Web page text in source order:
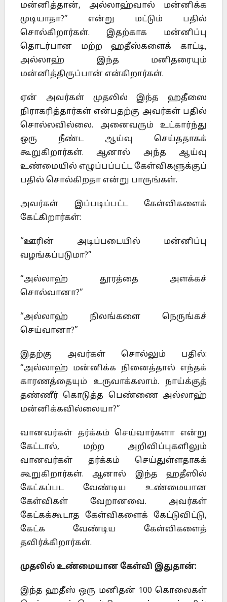
மன்னித்தான், அல்லாஹ்வால் மன்னிக்க
முடியாதா?” என்று மட்டும் பதில்
சொல்கிறார்கள். இதற்காக மன்னிப்பு
தொடர்பான மற்ற ஹதீஸ்களைக் காட்டி,
அல்லாஹ் இந்த மனிதரையும்
மன்னித்திருப்பான் என்கிறார்கள்.
ஏன் அவர்கள் முதலில் இந்த ஹதீஸை
நிராகரித்தார்கள் என்பதற்கு அவர்கள் பதில்
சொல்லவில்லை. அனைவரும் உட்கார்ந்து
ஒரு நீண்ட ஆய்வு செய்ததாகக்
கூறுகிறார்கள். ஆனால் அந்த ஆய்வு
உண்மையில் எழுப்பப்பட்ட கேள்விகளுக்குப்
பதில் சொல்கிறதா என்று பாருங்கள்.
அவர்கள் இப்படிப்பட்ட கேள்விகளைக்
கேட்கிறார்கள்:
“ஊரின் அடிப்படையில் மன்னிப்பு
வழங்கப்படுமா?”
“அல்லாஹ் தூரத்தை அளக்கச்
சொல்வானா?”
“அல்லாஹ் நிலங்களை நெருங்கச்
செய்வானா?”
இதற்கு அவர்கள் சொல்லும் பதில்:
“அல்லாஹ் மன்னிக்க நினைத்தால் எந்தக்
காரணத்தையும் உருவாக்கலாம். நாய்க்குத்
தண்ணீர் கொடுத்த பெண்ணை அல்லாஹ்
மன்னிக்கவில்லையா?”
வானவர்கள் தர்க்கம் செய்வார்களா என்று
கேட்டால், மற்ற அறிவிப்புகளிலும்
வானவர்கள் தர்க்கம் செய்துள்ளதாகக்
கூறுகிறார்கள். ஆனால் இந்த ஹதீஸில்
கேட்கப்பட வேண்டிய உண்மையான
கேள்விகள் வேறானவை. அவர்கள்
கேட்கக்கூடாத கேள்விகளைக் கேட்டுவிட்டு,
கேட்க வேண்டிய கேள்விகளைத்
தவிர்க்கிறார்கள்.
முதலில் உண்மையான கேள்வி இதுதான்:
இந்த ஹதீஸ் ஒரு மனிதன் 100 கொலைகள்